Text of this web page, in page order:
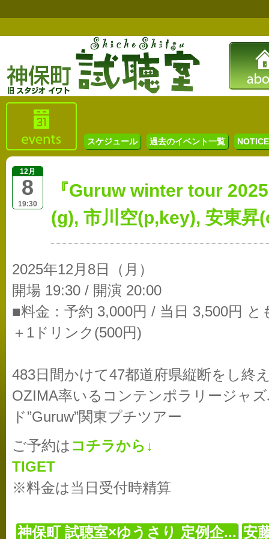
スケジュール 過去のイベント一覧
12月
8
19:30
『Guruw winter tour
(g), 市川空(p,key), 安東昇
2025年12月8日（月）
開場 19:30 / 開演 20:00
■料金：予約 3,000円 / 当日 3,500円 と
＋1ドリンク(500円)
483日間かけて47都道府県縦断をし終
OZIMA率いるコンテンポラリージャ
ド”Guruw”関東プチツアー
ご予約は コチラから↓
TIGET
※料金は当日受付時精算
神保町 試聴室×ゆうさり 定例企... 安